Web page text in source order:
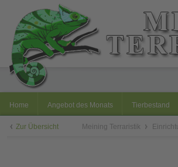
Home Angebot des Monats Tierbestand
Zur Übersicht Meining Terraristik